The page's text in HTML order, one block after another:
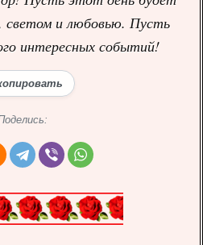
светом и любовью. Пусть
интересных событий!